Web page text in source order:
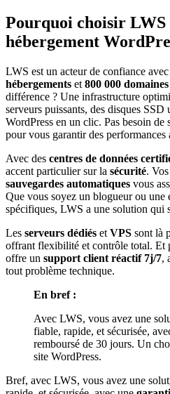
Pourquoi choisir
hébergement
LWS est un acteur de confiance
hébergements et 800 000 domaines
différence ? Une infrastructure
serveurs puissants, des disques
WordPress en un clic. Pas besoin de
pour vous garantir des performances
Avec des centres de données
accent particulier sur la sécurité.
sauvegardes automatiques vous
Que vous soyez un blogueur ou une
spécifiques, LWS a une solution qui
Les serveurs dédiés et VPS sont là
offrant flexibilité et contrôle total. Et
offre un support client réactif 7j/7,
tout problème technique.
En bref :
Avec LWS, vous avez une
fiable, rapide, et sécurisée,
remboursé de 30 jours. Un
site WordPress.
Bref, avec LWS, vous avez une